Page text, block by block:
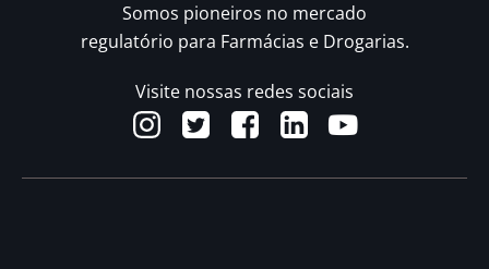
Somos pioneiros no mercado
regulatório para Farmácias e Drogarias.
Visite nossas redes sociais